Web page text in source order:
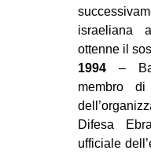
israeliana
ottenne il
1994 –
membro di
Difesa
ufficiale